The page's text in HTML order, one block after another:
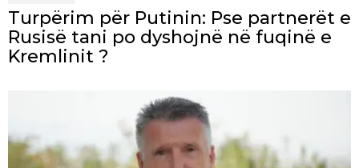
Turpërim për Putinin: Pse partnerët e
Rusisë tani po dyshojnë në fuqinë e
Kremlinit ?